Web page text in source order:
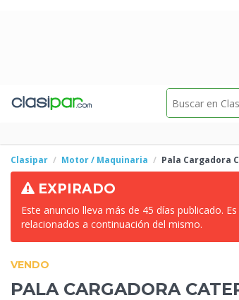
Clasipar Motor / Maquinaria Pala Cargadora
EXPIRADO
Este anuncio lleva más de 45 días publicado.
relacionados a continuación del mismo.
VENDO
PALA CARGADORA